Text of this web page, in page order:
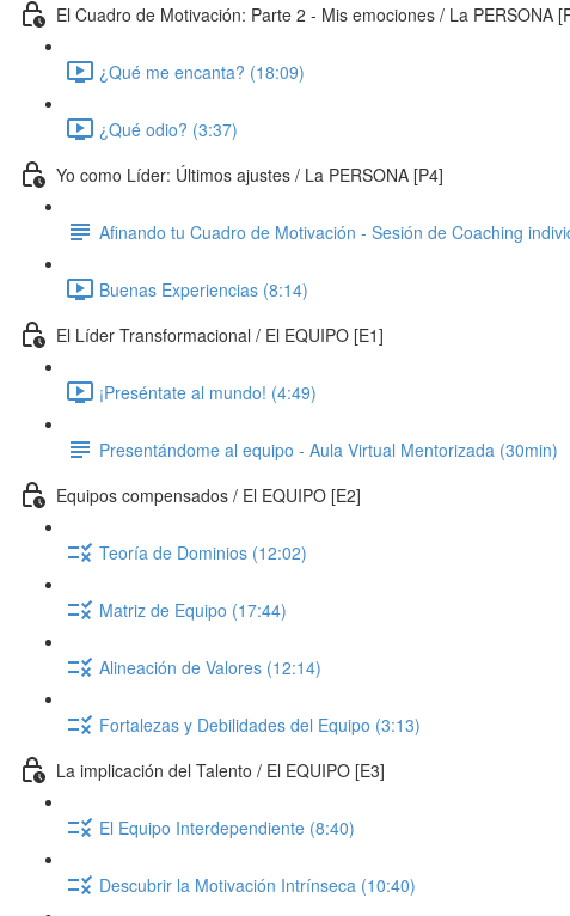
El Cuadro de Motivación: Parte 2 - Mis emociones / La PERSONA
¿Qué me encanta? (18:09)
¿Qué odio? (3:37)
Yo como Líder: Últimos ajustes / La PERSONA [P4]
Afinando tu Cuadro de Motivación - Sesión de Coaching
Buenas Experiencias (8:14)
El Líder Transformacional / El EQUIPO [E1]
¡Preséntate al mundo! (4:49)
Presentándome al equipo - Aula Virtual Mentorizada (30min)
Equipos compensados / El EQUIPO [E2]
Teoría de Dominios (12:02)
Matriz de Equipo (17:44)
Alineación de Valores (12:14)
Fortalezas y Debilidades del Equipo (3:13)
La implicación del Talento / El EQUIPO [E3]
El Equipo Interdependiente (8:40)
Descubrir la Motivación Intrínseca (10:40)